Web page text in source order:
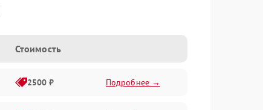
Стоимость
2500 ₽ Подробнее →